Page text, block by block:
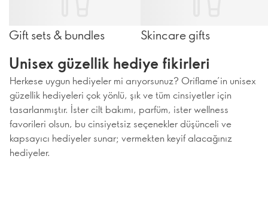
Gift sets & bundles Skincare gifts
Unisex güzellik hediye fikirleri
Herkese uygun hediyeler mi arıyorsunuz? Oriflame’in unisex
güzellik hediyeleri çok yönlü, şık ve tüm cinsiyetler için
tasarlanmıştır. İster cilt bakımı, parfüm, ister wellness
favorileri olsun, bu cinsiyetsiz seçenekler düşünceli ve
kapsayıcı hediyeler sunar; vermekten keyif alacağınız
hediyeler.